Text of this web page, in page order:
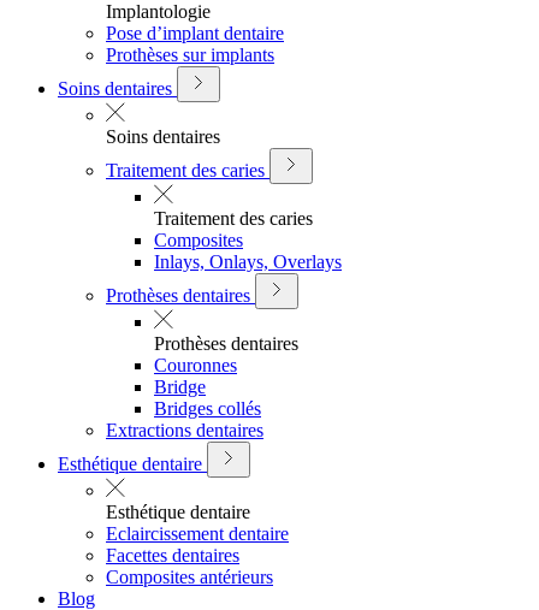
Implantologie
Pose d’implant dentaire
Prothèses sur implants
Soins dentaires
Soins dentaires
Traitement des caries
Traitement des caries
Composites
Inlays, Onlays, Overlays
Prothèses dentaires
Prothèses dentaires
Couronnes
Bridge
Bridges collés
Extractions dentaires
Esthétique dentaire
Esthétique dentaire
Eclaircissement dentaire
Facettes dentaires
Composites antérieurs
Blog